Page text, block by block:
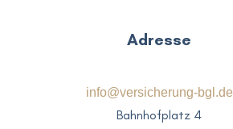
Adresse
info@versicherung-bgl.de
Bahnhofplatz 4